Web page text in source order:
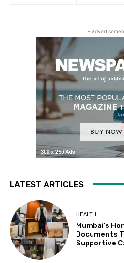
-
LATEST ARTICLES
HEALTH
Mumbai’s
Documents
Supportive